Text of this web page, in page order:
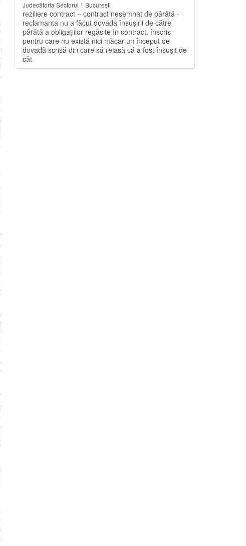
Judecătoria Sectorul 1 București
reziliere contract – contract nesemnat de pârâtă -
reclamanta nu a făcut dovada însuşirii de către
pârâtă a obligaţiilor regăsite în contract, înscris
pentru care nu există nici măcar un început de
dovadă scrisă din care să reiasă că a fost însuşit de
căt